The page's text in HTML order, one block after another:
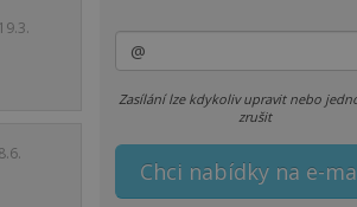
19.3.
8.6.
Zasílání lze kdykoliv upravit nebo
zrušit